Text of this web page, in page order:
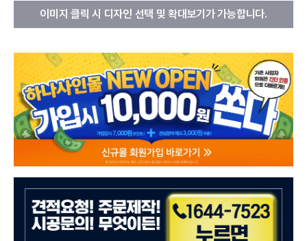
이미지 클릭 시 디자인 선택 및 확대보기가 가능합니다.